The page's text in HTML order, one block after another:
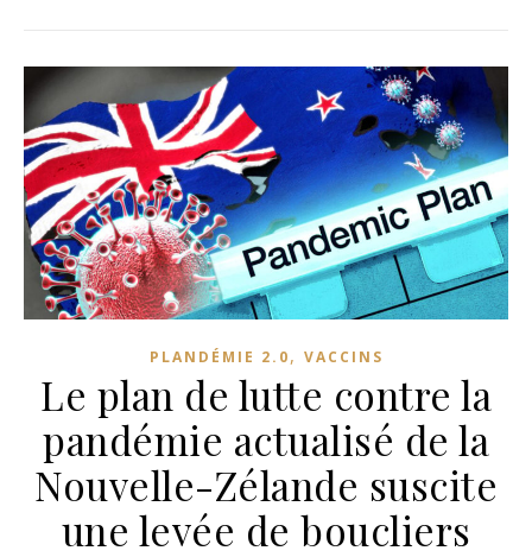
PLANDÉMIE 2.0, VACCINS
Le plan de lutte contre la
pandémie actualisé de la
Nouvelle-Zélande suscite
une levée de boucliers